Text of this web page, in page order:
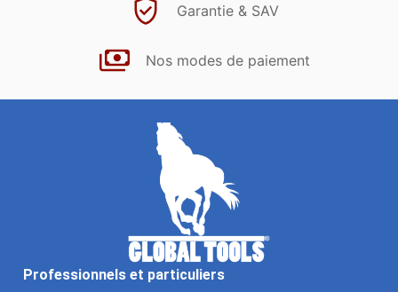
Garantie & SAV
Nos modes de paiement
Professionnels et particuliers